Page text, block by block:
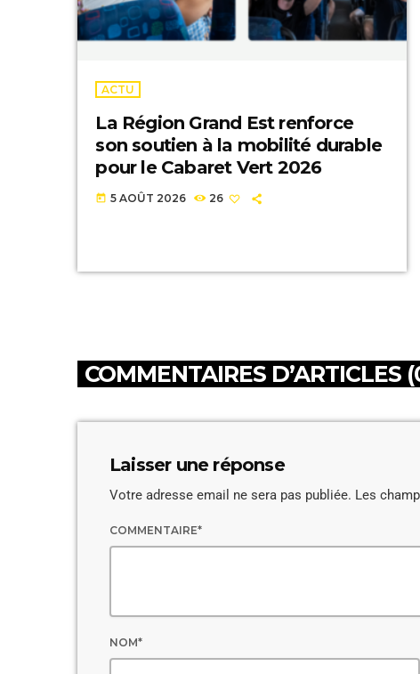
ACTU
La Région Grand Est renforce
son soutien à la mobilité durable
pour le Cabaret Vert 2026
today 5 AOÛT 2026 26
COMMENTAIRES D’ARTICLES
Laisser une réponse
Votre adresse email ne sera pas publiée. Les
COMMENTAIRE*
NOM*